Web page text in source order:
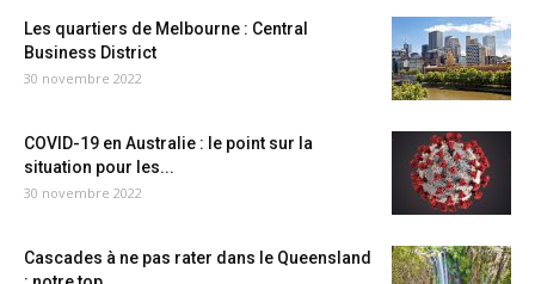
Les quartiers de Melbourne : Central
Business District
30 novembre 2022
COVID-19 en Australie : le point sur la
situation pour les...
30 novembre 2022
Cascades à ne pas rater dans le Queensland